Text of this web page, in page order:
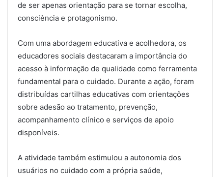
de ser apenas orientação para se tornar escolha,
consciência e protagonismo.
Com uma abordagem educativa e acolhedora, os
educadores sociais destacaram a importância do
acesso à informação de qualidade como ferramenta
fundamental para o cuidado. Durante a ação, foram
distribuídas cartilhas educativas com orientações
sobre adesão ao tratamento, prevenção,
acompanhamento clínico e serviços de apoio
disponíveis.
A atividade também estimulou a autonomia dos
usuários no cuidado com a própria saúde,